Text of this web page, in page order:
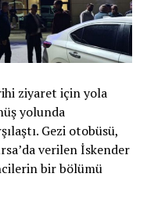
ziyaret için yola
yolunda
Gezi otobüsü,
verilen İskender
bir bölümü